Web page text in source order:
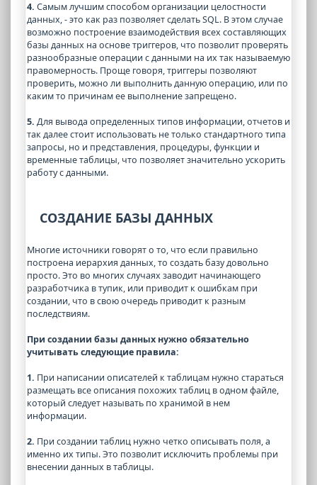
4. Самым лучшим способом организации целостности
данных, - это как раз позволяет сделать SQL. В этом случае
возможно построение взаимодействия всех составляющих
базы данных на основе триггеров, что позволит проверять
разнообразные операции с данными на их так называемую
правомерность. Проще говоря, триггеры позволяют
проверить, можно ли выполнить данную операцию, или по
каким то причинам ее выполнение запрещено.
5. Для вывода определенных типов информации, отчетов и
так далее стоит использовать не только стандартного типа
запросы, но и представления, процедуры, функции и
временные таблицы, что позволяет значительно ускорить
работу с данными.
СОЗДАНИЕ БАЗЫ ДАННЫХ
Многие источники говорят о то, что если правильно
построена иерархия данных, то создать базу довольно
просто. Это во многих случаях заводит начинающего
разработчика в тупик, или приводит к ошибкам при
создании, что в свою очередь приводит к разным
последствиям.
При создании базы данных нужно обязательно
учитывать следующие правила:
1. При написании описателей к таблицам нужно стараться
размещать все описания похожих таблиц в одном файле,
который следует называть по хранимой в нем
информации.
2. При создании таблиц нужно четко описывать поля, а
именно их типы. Это позволит исключить проблемы при
внесении данных в таблицы.